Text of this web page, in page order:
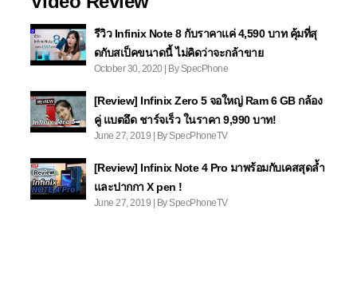
รีวิว Infinix Note 8 กับราคาแค่ 4,590 บาท คุ้มที่สุ
ดกับสเป็คขนาดนี้ ไม่คิดว่าจะกล้าขาย
October 30, 2020 | By SpecPhone
[Review] Infinix Zero 5 จอใหญ่ Ram 6 GB กล้อง
คู่ แบตอึด ชาร์จเร็ว ในราคา 9,990 บาท!
June 27, 2019 | By SpecPhoneTV
[Review] Infinix Note 4 Pro มาพร้อมกับเคสสุดล้ำ
และปากกา X pen !
June 27, 2019 | By SpecPhoneTV